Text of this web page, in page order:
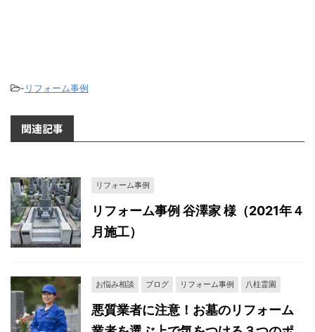
- リフォーム事例
関連記事
リフォーム事例
リフォーム事例 谷澤家 様（2021年４
月施工）
お悩み相談 ブログ リフォーム事例 八柱霊園
悪質業者に注意！お墓のリフォーム